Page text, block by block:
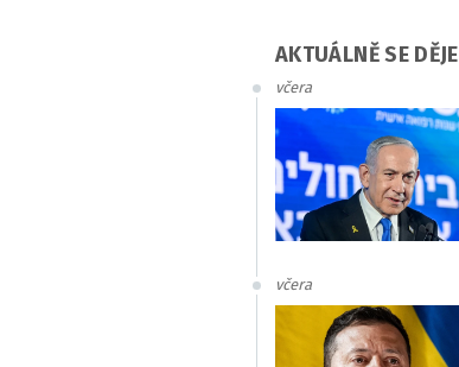
AKTUÁLNĚ SE DĚJE
včera
včera